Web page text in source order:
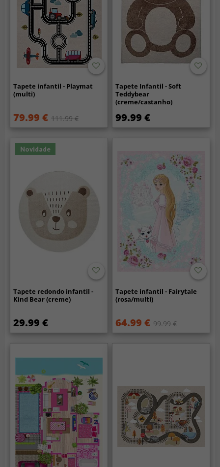
Tapete infantil - Playmat
(multi)
79.99 € 111.99 €
Tapete Infantil - Soft
Teddybear
(creme/castanho)
99.99 €
Novidade
Tapete redondo infantil -
Kind Bear (creme)
29.99 €
Tapete infantil - Fairytale
(rosa/multi)
64.99 € 99.99 €